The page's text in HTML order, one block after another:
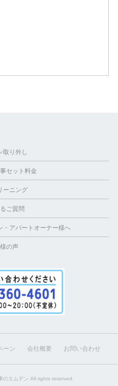
取り外し
セット料金
ーニング
ご質問
・アパートオーナー様へ
の声
ーン 会社概要 お問い合わせ
のエムデン All rights reserved.